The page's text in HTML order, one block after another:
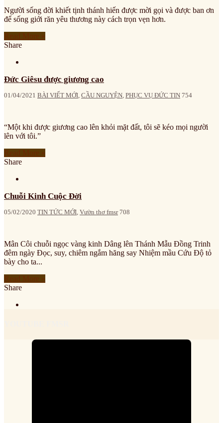
Người sống đời khiết tịnh thánh hiến được mời gọi và được ban ơn
để sống giới răn yêu thương này cách trọn vẹn hơn.
Share
Đức Giêsu được giương cao
01/04/2021 BÀI VIẾT MỚI, CẦU NGUYỆN, PHỤC VỤ ĐỨC TIN 754
“Một khi được giương cao lên khỏi mặt đất, tôi sẽ kéo mọi người
lên với tôi.”
Share
Chuỗi Kinh Cuộc Đời
05/02/2020 TIN TỨC MỚI, Vườn thơ fmsr 708
Mân Côi chuỗi ngọc vàng kinh Dâng lên Thánh Mẫu Đồng Trinh
đêm ngày Đọc, suy, chiêm ngắm hăng say Nhiệm mầu Cứu Độ tỏ
bày cho ta...
Share